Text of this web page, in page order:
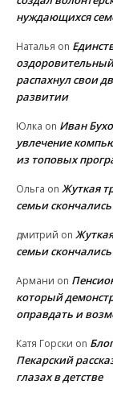
нуждающихся
Наталья on
распахнул свои
развитии
Юлка on Иван
увлечение
из топовых
Ольга on Жуткая
семьи
дмитрий on
семьи
Армани on
который
оправдать и
Катя Горски on
Пекарский
глазах в детстве